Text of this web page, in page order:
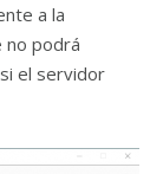
a la
no podrá
el servidor
ram.